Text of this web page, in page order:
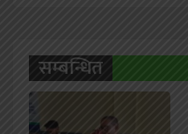
सम्बन्धित